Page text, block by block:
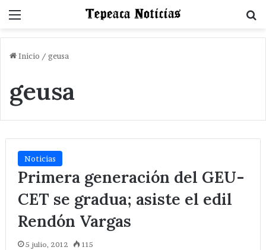
Menu
Inicio / geusa
geusa
Noticias
Primera generación del GEU-
CET se gradua; asiste el edil
Rendón Vargas
5 julio, 2012 115